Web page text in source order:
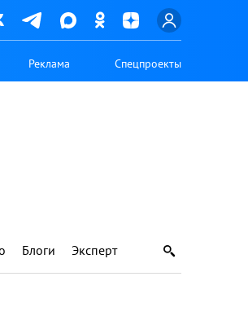
Реклама Спецпроекты
Блоги Эксперт